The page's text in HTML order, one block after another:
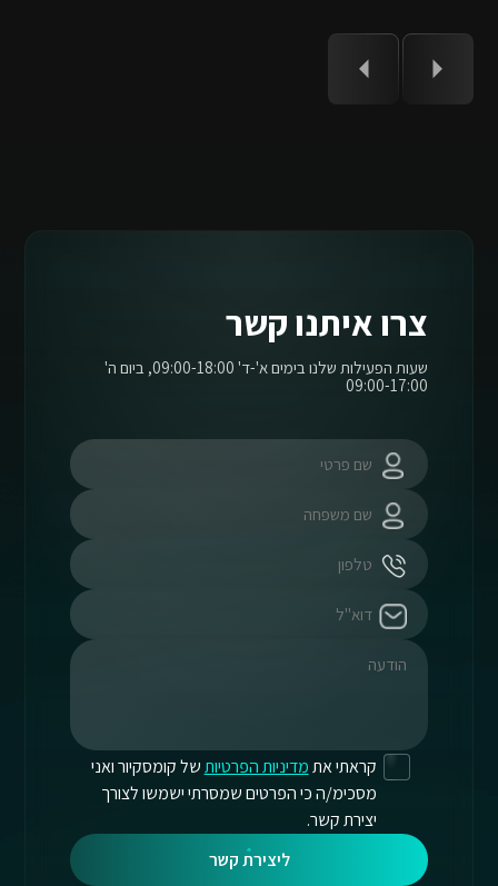
צרו איתנו קשר
שעות הפעילות שלנו בימים א'-ד' 09:00-18:00, ביום ה'
09:00-17:00
קראתי אתמדיניות הפרטיותשל קומסקיור ואני
מסכימ/ה כי הפרטים שמסרתי ישמשו לצורך
יצירת קשר.
ליצירת קשר